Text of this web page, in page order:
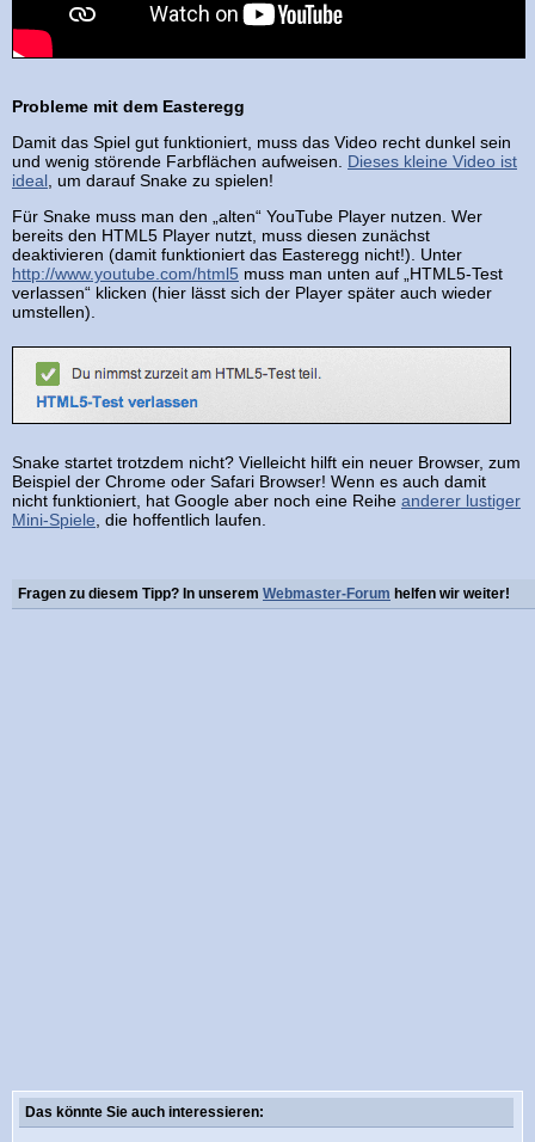
Probleme mit dem Easteregg
Damit das Spiel gut funktioniert, muss das Video recht dunkel sein
und wenig störende Farbflächen aufweisen. Dieses kleine Video ist
ideal , um darauf Snake zu spielen!
Für Snake muss man den „alten“ YouTube Player nutzen. Wer
bereits den HTML5 Player nutzt, muss diesen zunächst
deaktivieren (damit funktioniert das Easteregg nicht!). Unter
http://www.youtube.com/html5 muss man unten auf „HTML5-Test
verlassen“ klicken (hier lässt sich der Player später auch wieder
umstellen).
Snake startet trotzdem nicht? Vielleicht hilft ein neuer Browser, zum
Beispiel der Chrome oder Safari Browser! Wenn es auch damit
nicht funktioniert, hat Google aber noch eine Reihe anderer lustiger
Mini-Spiele , die hoffentlich laufen.
Fragen zu diesem Tipp? In unserem Webmaster-Forum helfen wir weiter!
Das könnte Sie auch interessieren: